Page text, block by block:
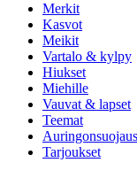
Merkit
Kasvot
Meikit
Vartalo & kylpy
Hiukset
Miehille
Vauvat & lapset
Teemat
Auringonsuojaus
Tarjoukset